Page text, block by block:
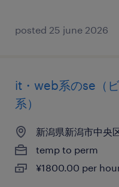
posted 25 june 2026
it・web系のse（
系）
新潟県新潟市中央
temp to perm
¥1800.00 per